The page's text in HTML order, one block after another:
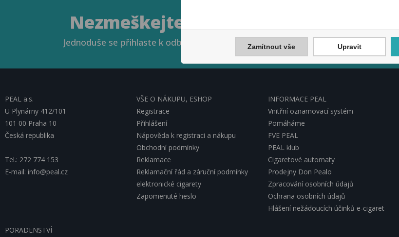
Nezmeškejte naše akce a slevy!
Jednoduše se přihlaste k odběru novinek a využijte exkluzivních výhod!
PEAL a.s.
U Plynárny 412/101
101 00 Praha 10
Česká republika
Tel.: 272 774 153
E-mail: info@peal.cz
VŠE O NÁKUPU, ESHOP
Registrace
Přihlášení
Nápověda k registraci a nákupu
Obchodní podmínky
Reklamace
Reklamační řád a záruční podmínky
elektronické cigarety
Zapomenuté heslo
INFORMACE PEAL
Vnitřní oznamovací systém
Pomáháme
FVE PEAL
PEAL klub
Cigaretové automaty
Prodejny Don Pealo
Zpracování osobních údajů
Ochrana osobních údajů
Hlášení nežádoucích účinků e-cigaret
PORADENSTVÍ
Zamítnout vše Upravit